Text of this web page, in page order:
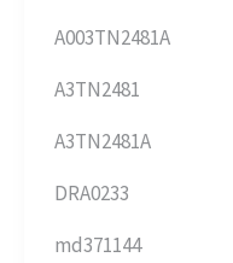
A003TN2481A
A3TN2481
A3TN2481A
DRA0233
md371144